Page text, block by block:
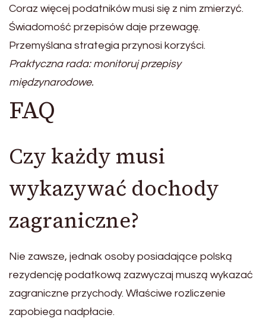
Coraz więcej podatników musi się z nim zmierzyć.
Świadomość przepisów daje przewagę.
Przemyślana strategia przynosi korzyści.
Praktyczna rada: monitoruj przepisy
międzynarodowe.
FAQ
Czy każdy musi
wykazywać dochody
zagraniczne?
Nie zawsze, jednak osoby posiadające polską
rezydencję podatkową zazwyczaj muszą wykazać
zagraniczne przychody. Właściwe rozliczenie
zapobiega nadpłacie.